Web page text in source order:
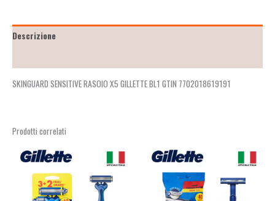
Descrizione
SKINGUARD SENSITIVE RASOIO X5 GILLETTE BL1 GTIN 7702018619191
Prodotti correlati